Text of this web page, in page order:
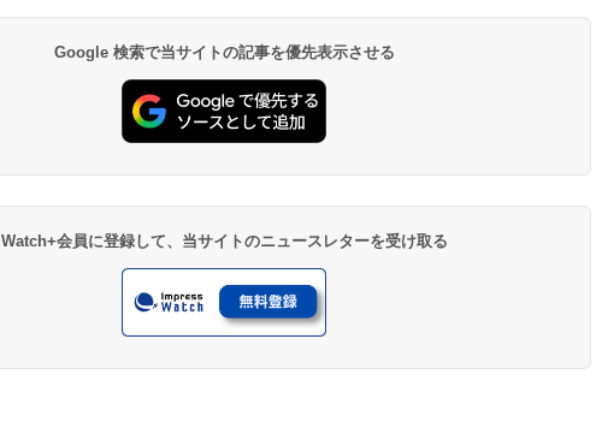
Google 検索で当サイトの記事を優先表示させる
Watch+会員に登録して、当サイトのニュースレターを受け取る